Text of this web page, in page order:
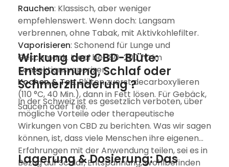
Rauchen: Klassisch, aber weniger
empfehlenswert. Wenn doch: Langsam
verbrennen, ohne Tabak, mit Aktivkohlefilter.
Vaporisieren: Schonend für Lunge und
Geschmack. Ideal bei 180-200 °C im
Konvektionsvaporizer.
Kochen & Tee: Blüten zuerst decarboxylieren
(110 °C, 40 Min.), dann in Fett lösen. Für Gebäck,
Saucen oder Tee.
Wirkung der CBD-Blüte:
Entspannung, Schlaf oder
Schmerzlinderung ?
In der Schweiz ist es gesetzlich verboten, über
mögliche Vorteile oder therapeutische
Wirkungen von CBD zu berichten. Was wir sagen
können, ist, dass viele Menschen ihre eigenen
Erfahrungen mit der Anwendung teilen, sei es in
Bezug auf Schlaf, Entspannung, Wohlbefinden
Lagerung & Dosierung: Das